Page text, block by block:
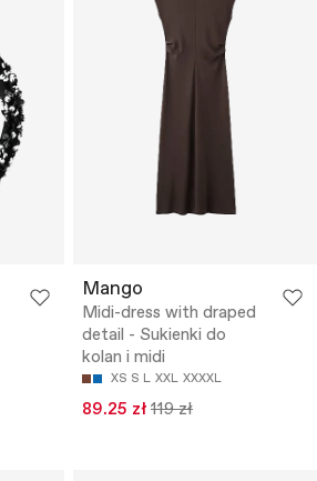
Mango
Midi-dress with draped
detail - Sukienki do
kolan i midi
XS S L XXL XXXXL
89.25 zł 119 zł